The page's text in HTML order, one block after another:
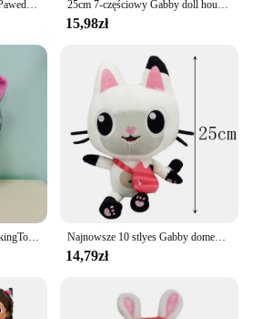
12 sztuk figurki Paw Patrol Pawed Canina Anime kreskówka PVC model lalka zabawki samochód piesek dzieci urodziny prezent na boże narodzenie 25cm 7-częściowy Gabby doll house pluszowe zabawki cartoon wypchane zwierzę syrenka kot syrenka pluszowa lalka prezent bożonarodzeniowy dla dziecka
15,98zł
15cm Mówiący Tom Cat TalkingTom Grab Doll Pluszowa lalka-zabawka [Cicha wersja] Najnowsze 10 stlyes Gabby domek dla lalek pluszak Mercat Cartoon plushy zwierzęta syrenka kot Plushie lalka dla dzieci urodziny Christams prezenty
14,79zł